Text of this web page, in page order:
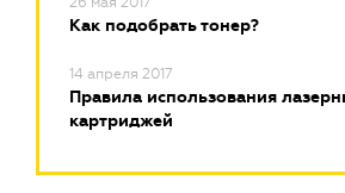
Как подобрать тонер?
14 апреля 2017
Правила использования
картриджей